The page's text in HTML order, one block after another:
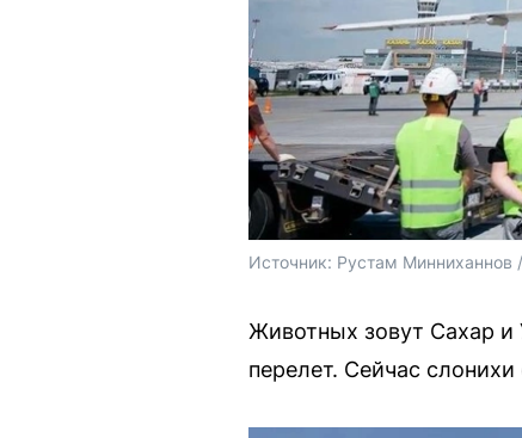
Источник: Рустам Минниханнов
Животных зовут Сахар и
перелет. Сейчас